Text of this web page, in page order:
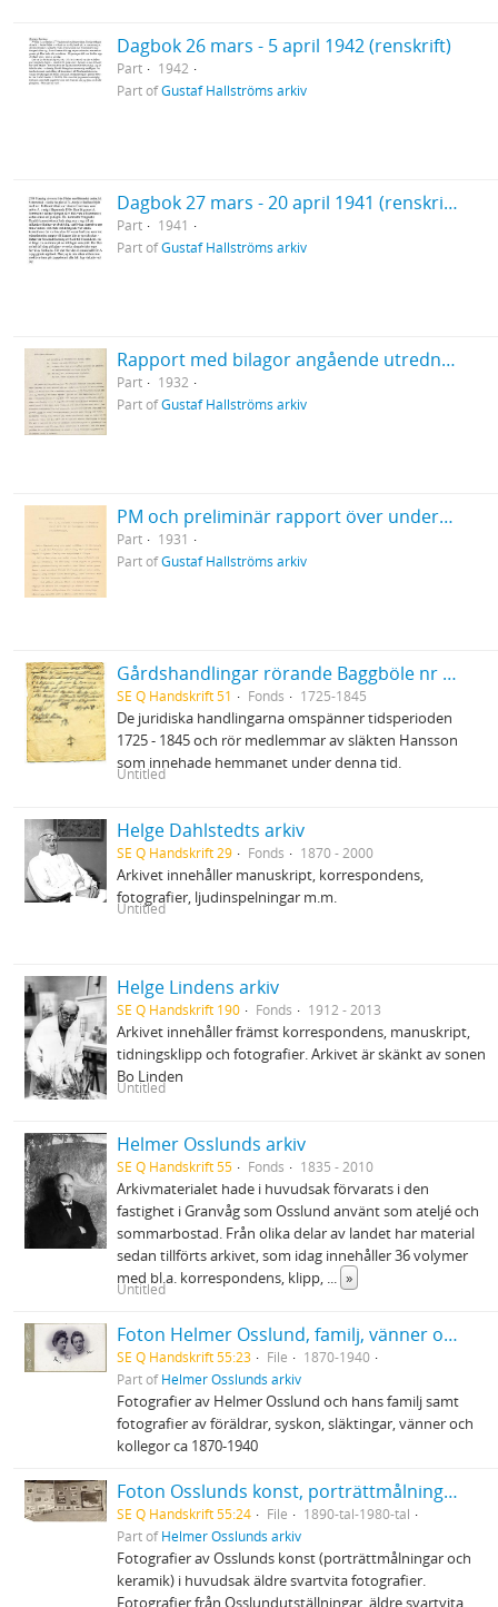
Dagbok 26 mars - 5 april 1942 (renskrift)
Part
1942
Part ofGustaf Hallströms arkiv
Dagbok 27 mars - 20 april 1941 (renskrift)
Part
1941
Part ofGustaf Hallströms arkiv
Rapport med bilagor angående utredning om Bredarör 1932
Part
1932
Part ofGustaf Hallströms arkiv
PM och preliminär rapport över undersökning av Bredarör vid Kivik 1931
Part
1931
Part ofGustaf Hallströms arkiv
Gårdshandlingar rörande Baggböle nr 1 i Umeå socken
SE Q Handskrift 51 Fonds 1725-1845
De juridiska handlingarna omspänner tidsperioden
1725 - 1845 och rör medlemmar av släkten Hansson
som innehade hemmanet under denna tid.
Untitled
Helge Dahlstedts arkiv
SE Q Handskrift 29 Fonds 1870 - 2000
Arkivet innehåller manuskript, korrespondens,
fotografier, ljudinspelningar m.m.
Untitled
Helge Lindens arkiv
SE Q Handskrift 190 Fonds 1912 - 2013
Arkivet innehåller främst korrespondens, manuskript,
tidningsklipp och fotografier. Arkivet är skänkt av sonen
Bo Linden
Untitled
Helmer Osslunds arkiv
SE Q Handskrift 55 Fonds 1835 - 2010
Arkivmaterialet hade i huvudsak förvarats i den
fastighet i Granvåg som Osslund använt som ateljé och
sommarbostad. Från olika delar av landet har material
sedan tillförts arkivet, som idag innehåller 36 volymer
med bl.a. korrespondens, klipp, ... »
Untitled
Foton Helmer Osslund, familj, vänner och kollegor
SE Q Handskrift 55:23 File
1870-1940
Part ofHelmer Osslunds arkiv
Fotografier av Helmer Osslund och hans familj samt
fotografier av föräldrar, syskon, släktingar, vänner och
kollegor ca 1870-1940
Foton Osslunds konst, porträttmålningar och keramik
SE Q Handskrift 55:24 File
1890-tal-1980-tal
Part ofHelmer Osslunds arkiv
Fotografier av Osslunds konst (porträttmålningar och
keramik) i huvudsak äldre svartvita fotografier.
Fotografier från Osslundutställningar, äldre svartvita